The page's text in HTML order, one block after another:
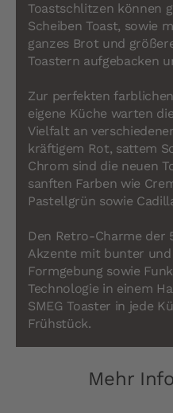
Toastschlitzen können
Scheiben Toast, sowie
ganzes Brot und
Toastern aufgebacken
Zur perfekten
eigene Küche warten
Vielfalt an
kräftigem Rot, sattem
Chrom sind die neuen
sanften Farben wie
Pastellgrün sowie
Den Retro-Charme der
Akzente mit bunter
Formgebung sowie
Technologie in einem
SMEG Toaster in jede
Frühstück.
Mehr